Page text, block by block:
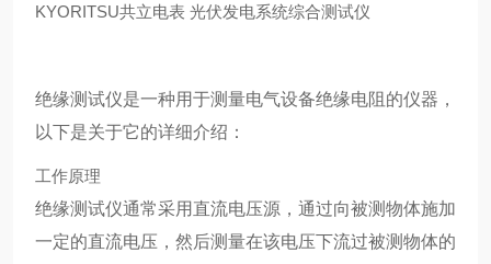
KYORITSU共立电表 光伏发电系统综合测试仪
绝缘测试仪是一种用于测量电气设备绝缘电阻的仪器，
以下是关于它的详细介绍：
工作原理
绝缘测试仪通常采用直流电压源，通过向被测物体施加
一定的直流电压，然后测量在该电压下流过被测物体的